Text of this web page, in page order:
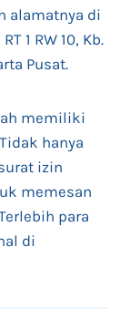
alamatnya di
1 RW 10, Kb.
Pusat.
memiliki
hanya
izin
memesan
para
di